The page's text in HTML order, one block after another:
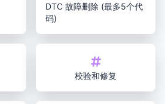
DTC 故障删除 (最多5个代
码)
校验和修复